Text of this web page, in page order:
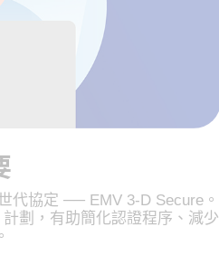
代協定 ── EMV 3-D Secure。
劃，有助簡化認證程序、減少